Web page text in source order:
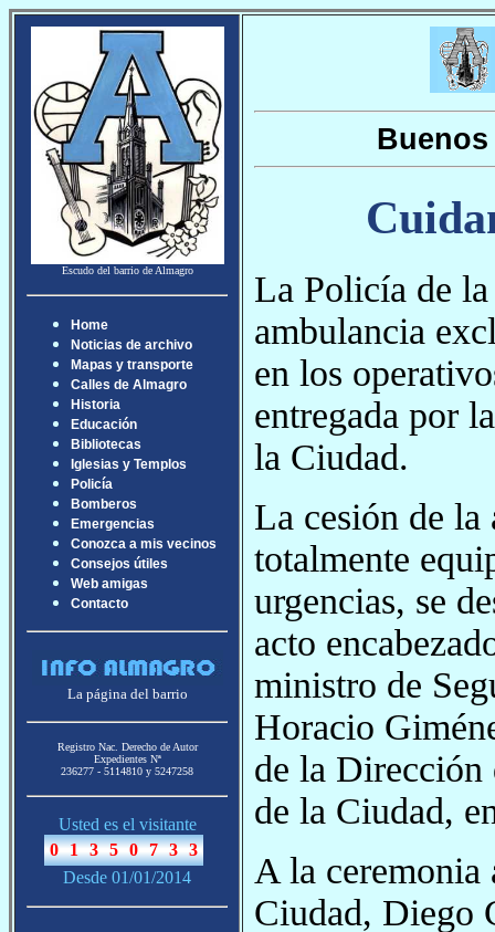
Escudo del barrio de Almagro
Home
Noticias de archivo
Mapas y transporte
Calles de Almagro
Historia
Educación
Bibliotecas
Iglesias y Templos
Policía
Bomberos
Emergencias
Conozca a mis vecinos
Consejos útiles
Web amigas
Contacto
La página del barrio
Registro Nac. Derecho de Autor
Expedientes Nª
236277 - 5114810 y 5247258
Usted es el visitante
Desde 01/01/2014
Buenos
La Policía de
ambulancia
en los
entregada por
la Ciudad.
La cesión de la
totalmente
urgencias, se
acto
ministro de
Horacio
de la Dirección
de la Ciudad,
A la ceremonia
Ciudad, Diego